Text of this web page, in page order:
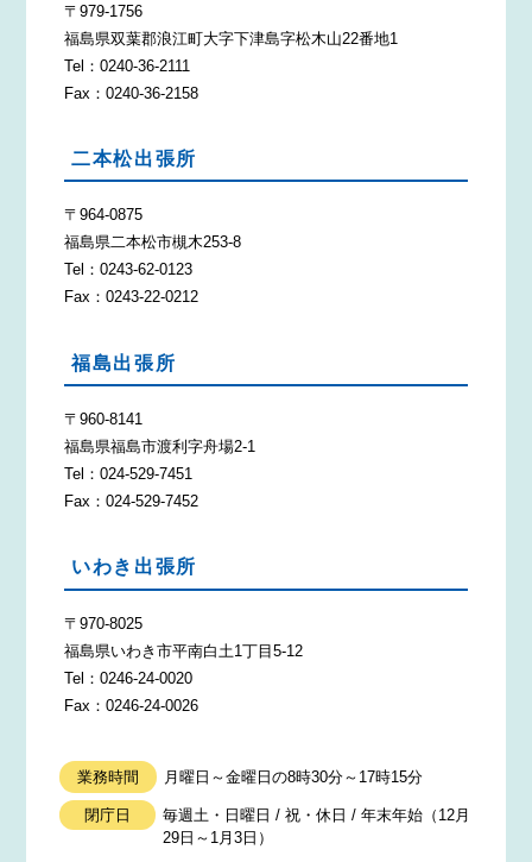
〒979-1756
福島県双葉郡浪江町大字下津島字松木山22番地1
Tel：0240-36-2111
Fax：0240-36-2158
二本松出張所
〒964-0875
福島県二本松市槻木253-8
Tel：0243-62-0123
Fax：0243-22-0212
福島出張所
〒960-8141
福島県福島市渡利字舟場2-1
Tel：024-529-7451
Fax：024-529-7452
いわき出張所
〒970-8025
福島県いわき市平南白土1丁目5-12
Tel：0246-24-0020
Fax：0246-24-0026
業務時間 月曜日～金曜日の8時30分～17時15分
閉庁日
毎週土・日曜日 / 祝・休日 / 年末年始（12月
29日～1月3日）